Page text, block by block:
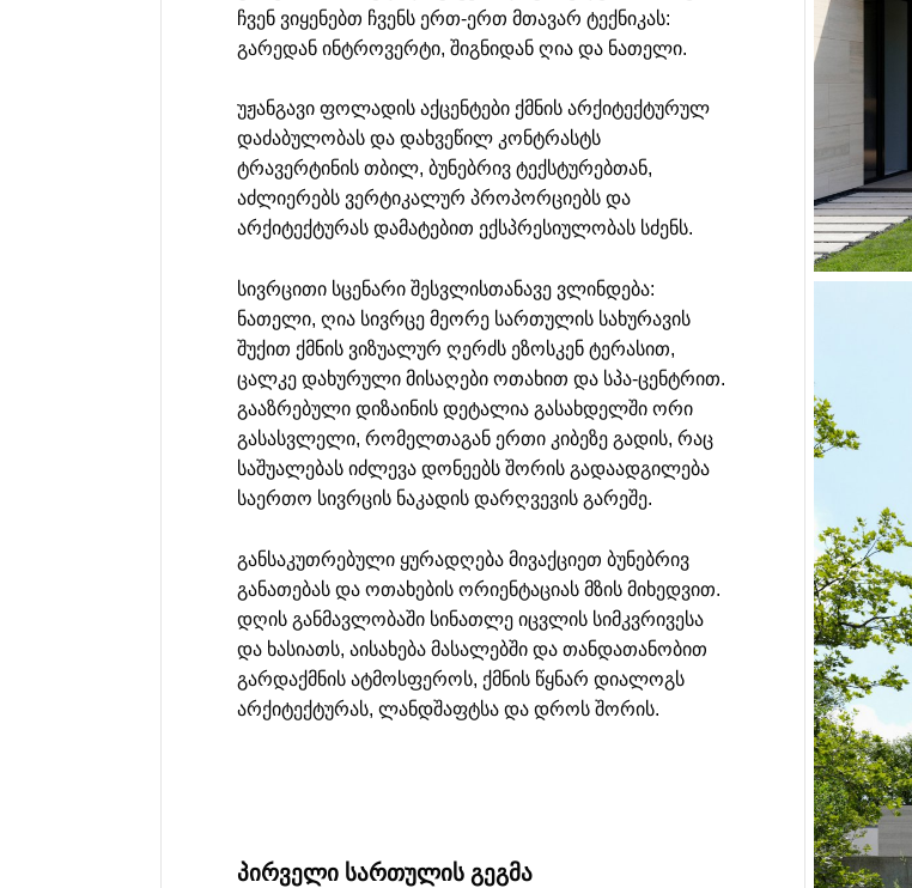
ჩვენ ვიყენებთ ჩვენს ერთ-ერთ მთავარ ტექნიკას:
გარედან ინტროვერტი, შიგნიდან ღია და ნათელი.
უჟანგავი ფოლადის აქცენტები ქმნის არქიტექტურულ
დაძაბულობას და დახვეწილ კონტრასტს
ტრავერტინის თბილ, ბუნებრივ ტექსტურებთან,
აძლიერებს ვერტიკალურ პროპორციებს და
არქიტექტურას დამატებით ექსპრესიულობას სძენს.
სივრცითი სცენარი შესვლისთანავე ვლინდება:
ნათელი, ღია სივრცე მეორე სართულის სახურავის
შუქით ქმნის ვიზუალურ ღერძს ეზოსკენ ტერასით,
ცალკე დახურული მისაღები ოთახით და სპა-ცენტრით.
გააზრებული დიზაინის დეტალია გასახდელში ორი
გასასვლელი, რომელთაგან ერთი კიბეზე გადის, რაც
საშუალებას იძლევა დონეებს შორის გადაადგილება
საერთო სივრცის ნაკადის დარღვევის გარეშე.
განსაკუთრებული ყურადღება მივაქციეთ ბუნებრივ
განათებას და ოთახების ორიენტაციას მზის მიხედვით.
დღის განმავლობაში სინათლე იცვლის სიმკვრივესა
და ხასიათს, აისახება მასალებში და თანდათანობით
გარდაქმნის ატმოსფეროს, ქმნის წყნარ დიალოგს
არქიტექტურას, ლანდშაფტსა და დროს შორის.
ᲞᲘᲠᲕᲔᲚᲘ ᲡᲐᲠᲗᲣᲚᲘᲡ ᲒᲔᲒᲛᲐ